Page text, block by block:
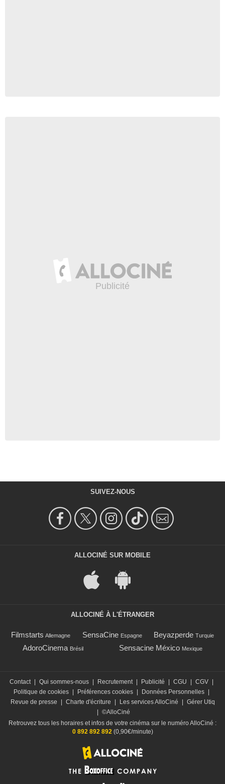
SUIVEZ-NOUS
ALLOCINÉ SUR MOBILE
ALLOCINÉ À L'ÉTRANGER
Filmstarts Allemagne SensaCine Espagne Beyazperde Turquie
AdoroCinema Brésil Sensacine México Mexique
Contact Qui sommes-nous Recrutement Publicité CGU CGV
Politique de cookies
Préférences cookies Données Personnelles
Revue de presse
Charte d'écriture Les services AlloCiné
Gérer Utiq
©AlloCiné
Retrouvez tous les horaires et infos de votre cinéma sur le numéro AlloCiné :
0 892 892 892(0,90€/minute)